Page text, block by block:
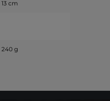
13 cm
240 g